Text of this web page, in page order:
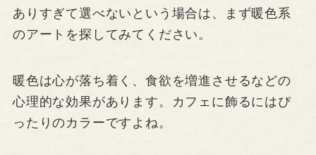
ありすぎて選べないという場合は、まず暖色系
のアートを探してみてください。
暖色は心が落ち着く、食欲を増進させるなどの
心理的な効果があります。カフェに飾るにはぴ
ったりのカラーですよね。